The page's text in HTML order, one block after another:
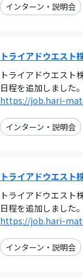
インターン・説明会
トライアドウエスト
トライアドウエスト
日程を追加しました。
https://job.hari-
インターン・説明会
トライアドウエスト
トライアドウエスト
日程を追加しました。
https://job.hari-
インターン・説明会